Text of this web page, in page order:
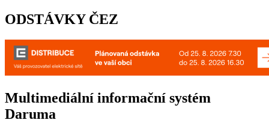
ODSTÁVKY ČEZ
Multimediální informační systém
Daruma